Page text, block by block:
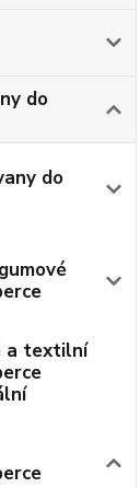
do
do
a textilní